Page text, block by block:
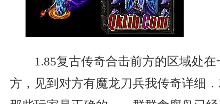
1.85复古传奇合击前方的区域处
方，见到对方有魔龙刀兵我传奇详细